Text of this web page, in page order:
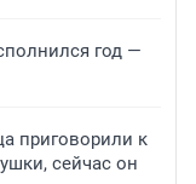
год —
приговорили к
сейчас он